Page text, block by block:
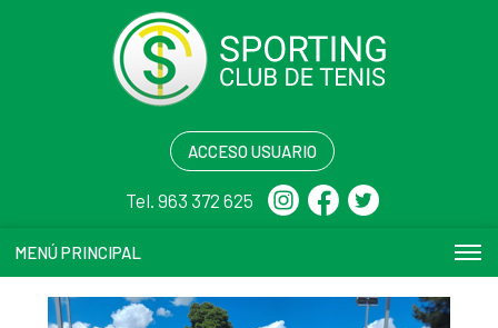
ACCESO USUARIO
Tel. 963 372 625
MENÚ PRINCIPAL